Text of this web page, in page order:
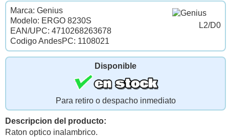
L2/D0
Marca: Genius
Modelo: ERGO 8230S
EAN/UPC: 4710268263678
Codigo AndesPC: 1108021
Disponible
Para retiro o despacho inmediato
Descripcion del producto:
Raton optico inalambrico.